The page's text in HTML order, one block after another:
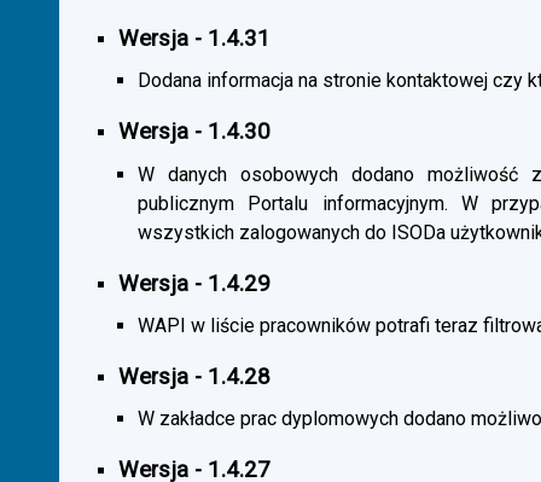
Wersja - 1.4.31
Dodana informacja na stronie kontaktowej czy
Wersja - 1.4.30
W danych osobowych dodano możliwość
publicznym Portalu informacyjnym. W
wszystkich zalogowanych do ISODa
Wersja - 1.4.29
WAPI w liście pracowników potrafi teraz
Wersja - 1.4.28
W zakładce prac dyplomowych dodano
Wersja - 1.4.27